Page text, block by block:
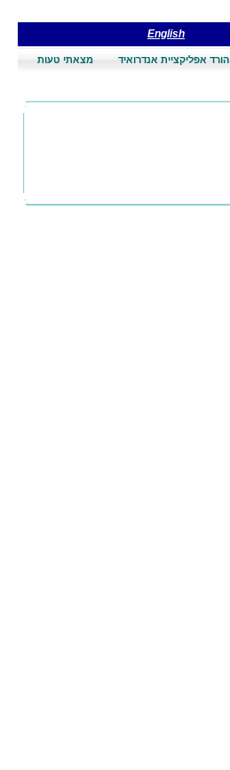
English
הורד אפליקציית אנדרואיד מצאתי טעות